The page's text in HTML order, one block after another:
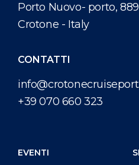
Porto Nuovo- porto,
Crotone - Italy
CONTATTI
+39 070 660 323
EVENTI